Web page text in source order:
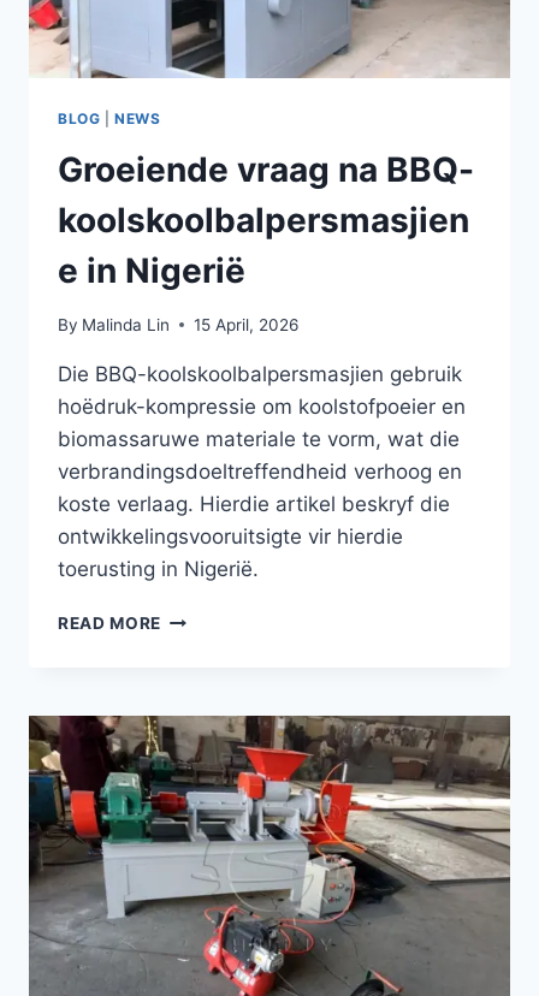
BLOG |NEWS
Groeiende vraag na BBQ-
koolskoolbalpersmasjien
e in Nigerië
By Malinda Lin 15 April, 2026
Die BBQ-koolskoolbalpersmasjien gebruik
hoëdruk-kompressie om koolstofpoeier en
biomassaruwe materiale te vorm, wat die
verbrandingsdoeltreffendheid verhoog en
koste verlaag. Hierdie artikel beskryf die
ontwikkelingsvooruitsigte vir hierdie
toerusting in Nigerië.
READ MORE GROEIENDE
KOOLSKOOLBALPERSMASJIENE
IN
NIGERIË